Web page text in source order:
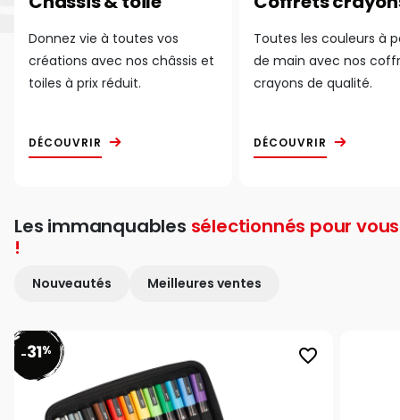
Donnez vie à toutes vos
créations avec nos châssis et
toiles à prix réduit.
DÉCOUVRIR
Toutes les couleurs à
de main avec nos
crayons de qualité.
DÉCOUVRIR
Les immanquables sélectionnés pour vous
!
Nouveautés Meilleures ventes
favorite_border
-31%